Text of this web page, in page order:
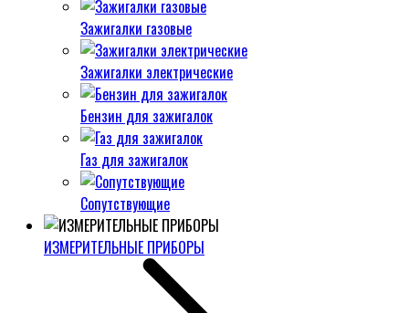
Зажигалки газовые
Зажигалки электрические
Бензин для зажигалок
Газ для зажигалок
Сопутствующие
ИЗМЕРИТЕЛЬНЫЕ ПРИБОРЫ